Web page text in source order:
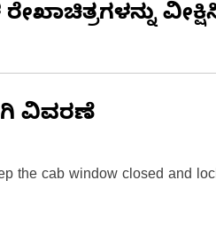
ವಿವರಣೆ
the cab window closed and